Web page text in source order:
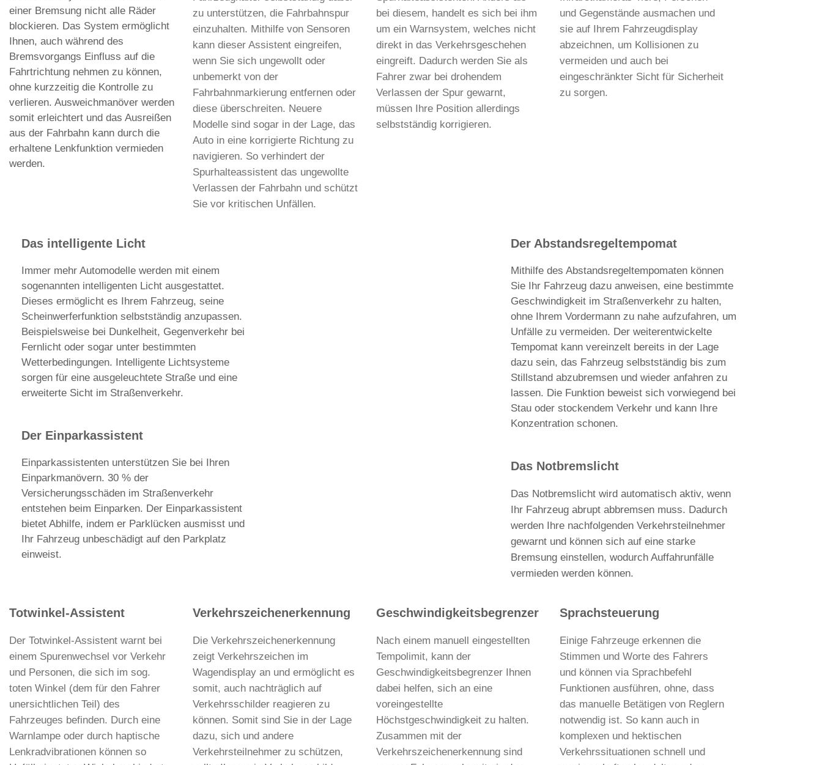
einer Bremsung nicht alle Räder
blockieren. Das System ermöglicht
Ihnen, auch während des
Bremsvorgangs Einfluss auf die
Fahrtrichtung nehmen zu können,
ohne kurzzeitig die Kontrolle zu
verlieren. Ausweichmanöver werden
somit erleichtert und das Ausreißen
aus der Fahrbahn kann durch die
erhaltene Lenkfunktion vermieden
werden.
zu unterstützen, die Fahrbahnspur
einzuhalten. Mithilfe von Sensoren
kann dieser Assistent eingreifen,
wenn Sie sich ungewollt oder
unbemerkt von der
Fahrbahnmarkierung entfernen oder
diese überschreiten. Neuere
Modelle sind sogar in der Lage, das
Auto in eine korrigierte Richtung zu
navigieren. So verhindert der
Spurhalteassistent das ungewollte
Verlassen der Fahrbahn und schützt
Sie vor kritischen Unfällen.
bei diesem, handelt es sich bei ihm
um ein Warnsystem, welches nicht
direkt in das Verkehrsgeschehen
eingreift. Dadurch werden Sie als
Fahrer zwar bei drohendem
Verlassen der Spur gewarnt,
müssen Ihre Position allerdings
selbstständig korrigieren.
und Gegenstände ausmachen und
sie auf Ihrem Fahrzeugdisplay
abzeichnen, um Kollisionen zu
vermeiden und auch bei
eingeschränkter Sicht für Sicherheit
zu sorgen.
Das intelligente Licht
Immer mehr Automodelle werden mit einem
sogenannten intelligenten Licht ausgestattet.
Dieses ermöglicht es Ihrem Fahrzeug, seine
Scheinwerferfunktion selbstständig anzupassen.
Beispielsweise bei Dunkelheit, Gegenverkehr bei
Fernlicht oder sogar unter bestimmten
Wetterbedingungen. Intelligente Lichtsysteme
sorgen für eine ausgeleuchtete Straße und eine
erweiterte Sicht im Straßenverkehr.
Der Einparkassistent
Einparkassistenten unterstützen Sie bei Ihren
Einparkmanövern. 30 % der
Versicherungsschäden im Straßenverkehr
entstehen beim Einparken. Der Einparkassistent
bietet Abhilfe, indem er Parklücken ausmisst und
Ihr Fahrzeug unbeschädigt auf den Parkplatz
einweist.
Der Abstandsregeltempomat
Mithilfe des Abstandsregeltempomaten können
Sie Ihr Fahrzeug dazu anweisen, eine bestimmte
Geschwindigkeit im Straßenverkehr zu halten,
ohne Ihrem Vordermann zu nahe aufzufahren, um
Unfälle zu vermeiden. Der weiterentwickelte
Tempomat kann vereinzelt bereits in der Lage
dazu sein, das Fahrzeug selbstständig bis zum
Stillstand abzubremsen und wieder anfahren zu
lassen. Die Funktion beweist sich vorwiegend bei
Stau oder stockendem Verkehr und kann Ihre
Konzentration schonen.
Das Notbremslicht
Das Notbremslicht wird automatisch aktiv, wenn
Ihr Fahrzeug abrupt abbremsen muss. Dadurch
werden Ihre nachfolgenden Verkehrsteilnehmer
gewarnt und können sich auf eine starke
Bremsung einstellen, wodurch Auffahrunfälle
vermieden werden können.
Totwinkel-Assistent
Der Totwinkel-Assistent warnt bei
einem Spurenwechsel vor Verkehr
und Personen, die sich im sog.
toten Winkel (dem für den Fahrer
unersichtlichen Teil) des
Fahrzeuges befinden. Durch eine
Warnlampe oder durch haptische
Lenkradvibrationen können so
Verkehrszeichenerkennung
Die Verkehrszeichenerkennung
zeigt Verkehrszeichen im
Wagendisplay an und ermöglicht es
somit, auch nachträglich auf
Verkehrsschilder reagieren zu
können. Somit sind Sie in der Lage
dazu, sich und andere
Verkehrsteilnehmer zu schützen,
Geschwindigkeitsbegrenzer
Nach einem manuell eingestellten
Tempolimit, kann der
Geschwindigkeitsbegrenzer Ihnen
dabei helfen, sich an eine
voreingestellte
Höchstgeschwindigkeit zu halten.
Zusammen mit der
Verkehrszeichenerkennung sind
Sprachsteuerung
Einige Fahrzeuge erkennen die
Stimmen und Worte des Fahrers
und können via Sprachbefehl
Funktionen ausführen, ohne, dass
das manuelle Betätigen von Reglern
notwendig ist. So kann auch in
komplexen und hektischen
Verkehrssituationen schnell und